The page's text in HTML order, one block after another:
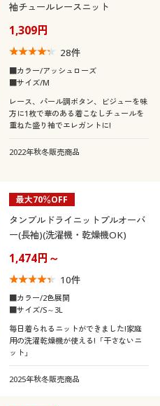
袖チュールレースニット
1,309円
28件
■カラー/アッシュローズ
■サイズ/M
レース、パール調ボタン、ビジューを味
方に1枚で華のある着こなしチュールを
重ねた盛り袖でエレガントに!
2022年秋冬販売商品
最大70％OFF
タンブルドライニットプルオーバ
ー(長袖)(洗濯機・乾燥機OK)
1,474円～
10件
■カラー/2色展開
■サイズ/S～3L
毎日着られるニットができました!家庭
用の洗濯乾燥機が使える!「干さないニ
ット」
2025年秋冬販売商品